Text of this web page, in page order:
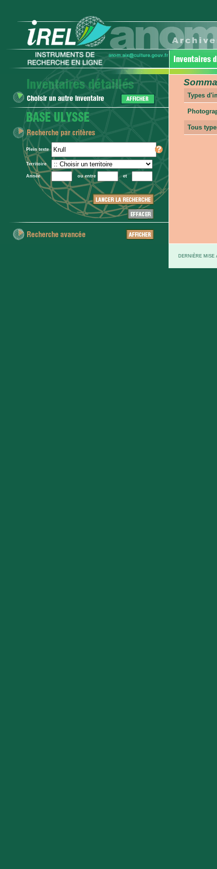
Plein texte
Territoire
Année ou entre et
Types
Tous
DERNIÈRE MISE